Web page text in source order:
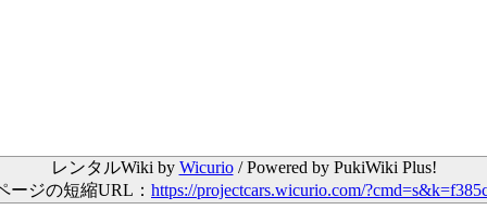
レンタルWiki by Wicurio/ Powered by PukiWiki Plus!
ージの短縮URL： https://projectcars.wicurio.com/